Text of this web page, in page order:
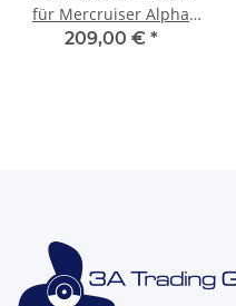
für Mercruiser Alpha
One & Bravo 1 mit 15
209,00 € *